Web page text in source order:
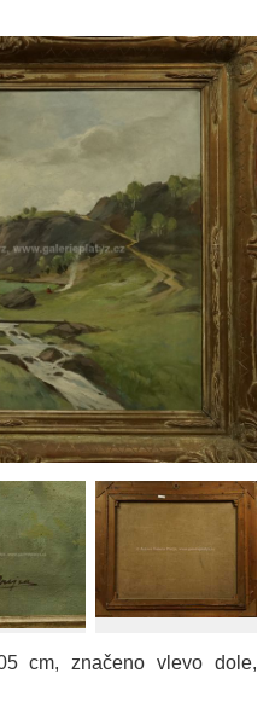
cm, značeno vlevo dole,